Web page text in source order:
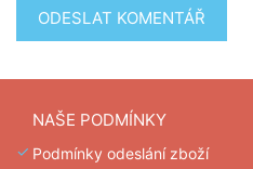
NAŠE PODMÍNKY
Podmínky odeslání zboží